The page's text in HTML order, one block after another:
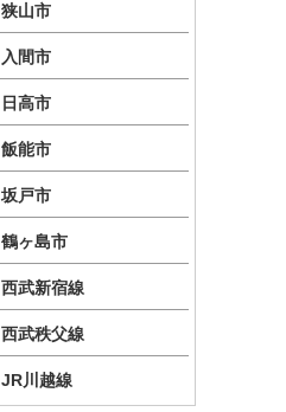
狭山市
入間市
日高市
飯能市
坂戸市
鶴ヶ島市
西武新宿線
西武秩父線
JR川越線